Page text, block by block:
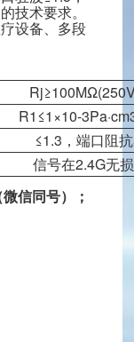
扫一扫，关注我们
技术要求。
设备、多段
R1≤1×10-
≤1.3，端口阻
信号在2.4G无
信同号）；